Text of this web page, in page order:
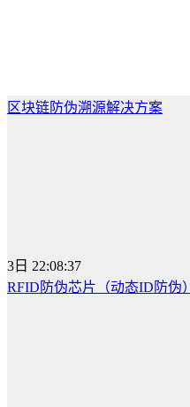
区块链防伪溯源解决方案
3日 22:08:37
RFID防伪芯片（动态ID防伪）